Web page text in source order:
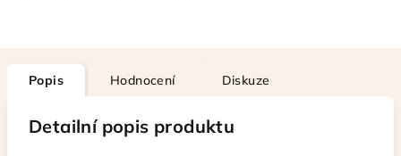
Popis Hodnocení Diskuze
Detailní popis produktu